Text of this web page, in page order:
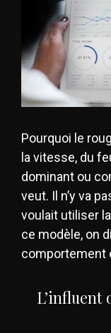
Pourquoi le
la vitesse, du
dominant ou
veut. Il n’y va
voulait utiliser
ce modèle, on
comportement
L’influent